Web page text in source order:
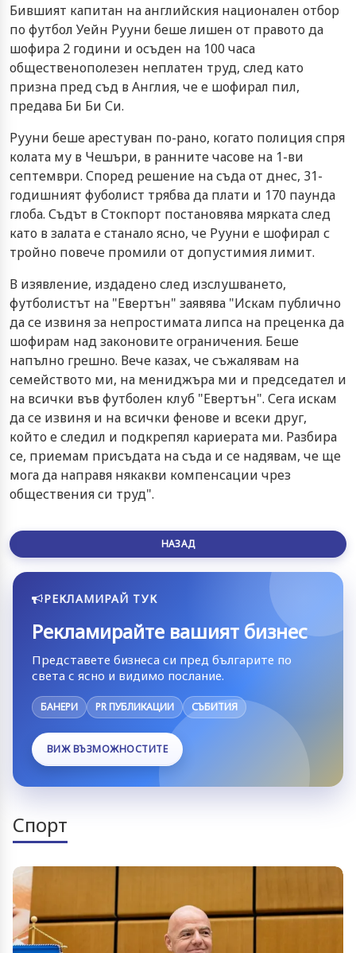
Бившият капитан на английския национален отбор
по футбол Уейн Рууни беше лишен от правото да
шофира 2 години и осъден на 100 часа
общественополезен неплатен труд, след като
призна пред съд в Англия, че е шофирал пил,
предава Би Би Си.
Рууни беше арестуван по-рано, когато полиция спря
колата му в Чешъри, в ранните часове на 1-ви
септември. Според решение на съда от днес, 31-
годишният фуболист трябва да плати и 170 паунда
глоба. Съдът в Стокпорт постановява мярката след
като в залата е станало ясно, че Рууни е шофирал с
тройно повече промили от допустимия лимит.
В изявление, издадено след изслушването,
футболистът на "Евертън" заявява "Искам публично
да се извиня за непростимата липса на преценка да
шофирам над законовите ограничения. Беше
напълно грешно. Вече казах, че съжалявам на
семейството ми, на мениджъра ми и председател и
на всички във футболен клуб "Евертън". Сега искам
да се извиня и на всички фенове и всеки друг,
който е следил и подкрепял кариерата ми. Разбира
се, приемам присъдата на съда и се надявам, че ще
мога да направя някакви компенсации чрез
обществения си труд".
НАЗАД
РЕКЛАМИРАЙ ТУК
Рекламирайте вашият бизнес
Представете бизнеса си пред българите по
света с ясно и видимо послание.
БАНЕРИ PR ПУБЛИКАЦИИ СЪБИТИЯ
ВИЖ ВЪЗМОЖНОСТИТЕ
Спорт